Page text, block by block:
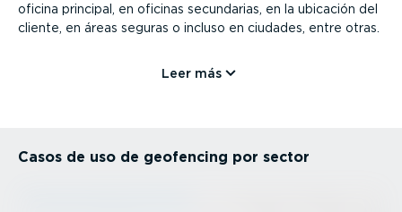
oficina principal, en oficinas secundarias, en la ubicación del
cliente, en áreas seguras o incluso en ciudades, entre otras.
Leer más
Casos de uso de geofencing por sector